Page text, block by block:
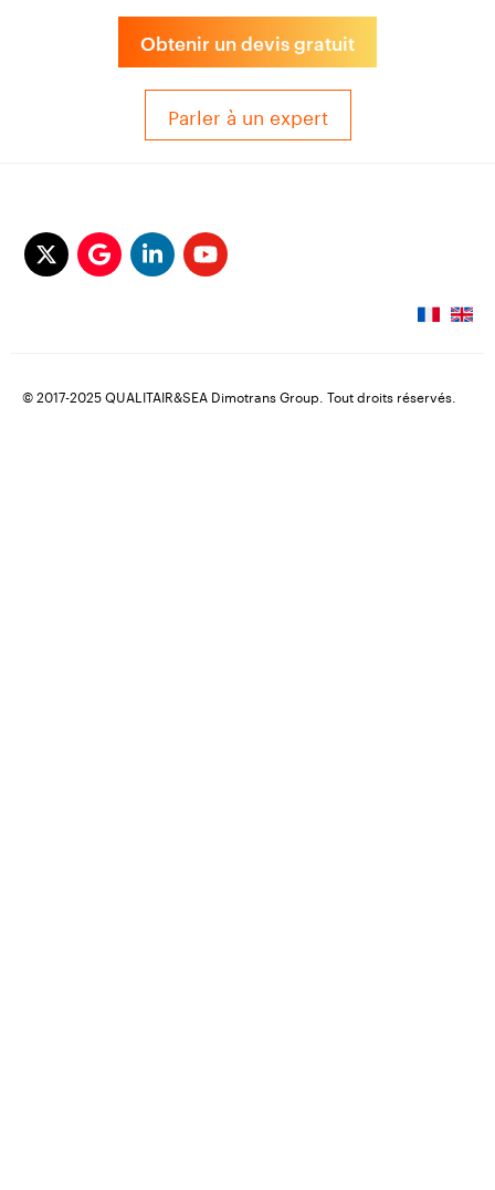
Obtenir un devis gratuit
Parler à un expert
© 2017-2025 QUALITAIR&SEA Dimotrans Group. Tout droits réservés.